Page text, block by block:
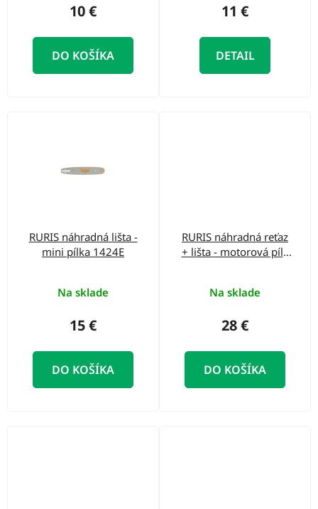
10 €
DO KOŠÍKA
11 €
DETAIL
RURIS náhradná lišta -
mini pílka 1424E
Na sklade
15 €
DO KOŠÍKA
RURIS náhradná reťaz
+ lišta - motorová píla
Na sklade
28 €
DO KOŠÍKA